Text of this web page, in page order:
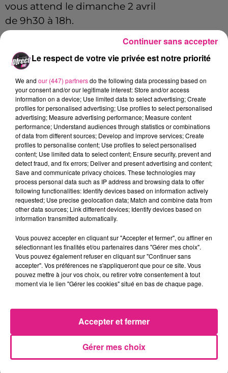
vous attend le dimanche 2 avril
de 9h30 à 18h.
les produits des terroirs : vins,
pains, huile de noix, miel, les fromages dela
ferme de la
L’artisanat d’art sera également présent avec
entre autres, vannerie, poterie, céramique,
bijoux, objets en bois.
FIL ACTUS
7 août 2026
Lorraine : une journée pas comme les autres au Parc animalier de...
6 août 2026
Metz : une distribution de lunette gratuite pour voir l’éclipse
Casting de Woof : l'Euro-Métropole de Metz part à la recherche de...
4 août 2026
Officiel : Gauthier Hein quitte le FC Metz pour l'OGC Nice
4 août 2026
Officiel : le lac de Madine reporte son feu d’artifice
Eclipse Solaire du 12 août : où voir ce phénomène en Lorraine ?
Chalets de Noël solidaires : la ville de Metz lance un appel à...
Vosges : les feux d’artifice de Gérardmer sont annulés
Le respect de votre vie privée est notre priorité
We and our (447) partnersdo the following data processing based on
your consent and/or our legitimate interest: Store and/or access
information on a device; Use limited data to select advertising; Create
profiles for personalised advertising; Use profiles to select personalised
advertising; Measure advertising performance; Measure content
performance; Understand audiences through statistics or combinations
of data from different sources; Develop and improve services; Create
profiles to personalise content; Use profiles to select personalised
content; Use limited data to select content; Ensure security, prevent and
detect fraud, and fix errors; Deliver and present advertising and content;
Save and communicate privacy choices. These technologies may
process personal data such as IP address and browsing data to offer
following functionalities: Identify devices based on information actively
requested; Use precise geolocation data; Match and combine data from
other data sources; Link different devices; Identify devices based on
information transmitted automatically.
Vous pouvez accepter en cliquant sur "Accepter et fermer", ou affiner en
sélectionnant les finalités et/ou partenaires dans "Gérer mes choix".
Vous pouvez également refuser en cliquant sur "Continuer sans
accepter". Vos préférences ne s'appliqueront que pour ce site. Vous
pouvez mettre à jour vos choix, ou retirer votre consentement à tout
moment via le lien "Gérer les cookies" situé en bas de chaque page.
Gérer mes choix
Accepter et fermer
Continuer sans accepter